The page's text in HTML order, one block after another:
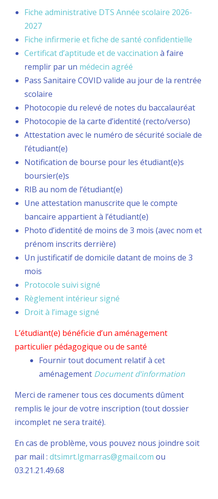
Fiche administrative DTS Année scolaire 2026-
2027
Fiche infirmerie et fiche de santé confidentielle
Certificat d’aptitude et de vaccination à faire
remplir par un médecin agréé
Pass Sanitaire COVID valide au jour de la rentrée
scolaire
Photocopie du relevé de notes du baccalauréat
Photocopie de la carte d’identité (recto/verso)
Attestation avec le numéro de sécurité sociale de
l’étudiant(e)
Notification de bourse pour les étudiant(e)s
boursier(e)s
RIB au nom de l’étudiant(e)
Une attestation manuscrite que le compte
bancaire appartient à l’étudiant(e)
Photo d’identité de moins de 3 mois (avec nom et
prénom inscrits derrière)
Un justificatif de domicile datant de moins de 3
mois
Protocole suivi signé
Règlement intérieur signé
Droit à l’image signé
L’étudiant(e) bénéficie d’un aménagement
particulier pédagogique ou de santé
Fournir tout document relatif à cet
aménagement Document d’information
Merci de ramener tous ces documents dûment
remplis le jour de votre inscription (tout dossier
incomplet ne sera traité).
En cas de problème, vous pouvez nous joindre soit
par mail : dtsimrt.lgmarras@gmail.com ou
03.21.21.49.68